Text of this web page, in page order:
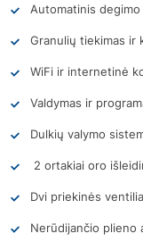
Automatinis
Granulių tiekimas ir
WiFi ir internetinė
Valdymas ir
Dulkių valymo
2 ortakiai oro
Dvi priekinės
Nerūdijančio plieno